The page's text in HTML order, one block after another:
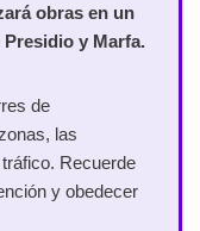
obras en un
Presidio y Marfa.
de
las
Recuerde
y obedecer